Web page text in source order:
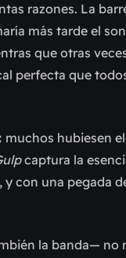
razones. La
más tarde el
que otras
perfecta que
muchos hubiesen
captura la
con una pegada
la banda— no